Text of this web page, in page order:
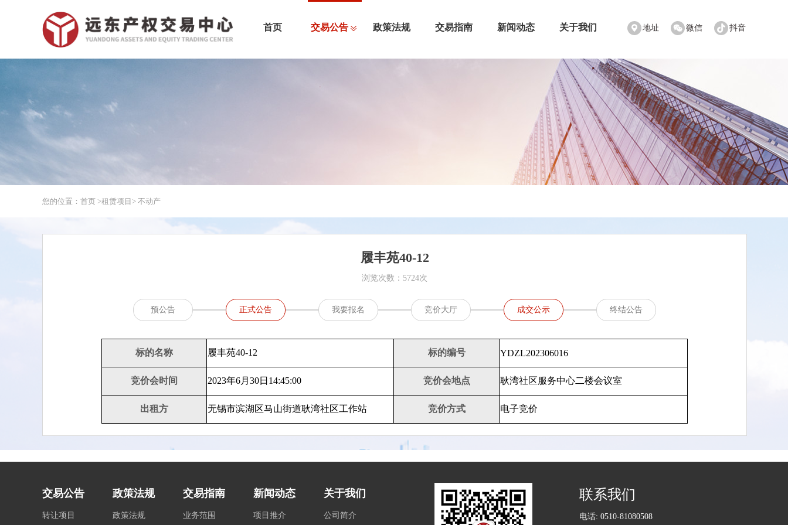
抖音
微信
地址
首页 交易公告 政策法规 交易指南 新闻动态 关于我们
您的位置：首页 >租赁项目 > 不动产
履丰苑40-12
浏览次数：5724次
预公告 正式公告 我要报名 竞价大厅 成交公示 终结公告
标的名称 履丰苑40-12 标的编号 YDZL202306016
竞价会时间 2023年6月30日14:45:00 竞价会地点 耿湾社区服务中心二楼会议室
出租方 无锡市滨湖区马山街道耿湾社区工作站 竞价方式 电子竞价
交易公告
转让项目
政策法规
政策法规
交易指南
业务范围
新闻动态
项目推介
关于我们
公司简介
联系我们
电话: 0510-81080508